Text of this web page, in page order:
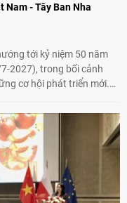
Nam - Tây Ban Nha
tới kỷ niệm 50 năm
2027), trong bối cảnh
cơ hội phát triển mới.
việc củng cố nền tảng
và gắn bó giữa nhân